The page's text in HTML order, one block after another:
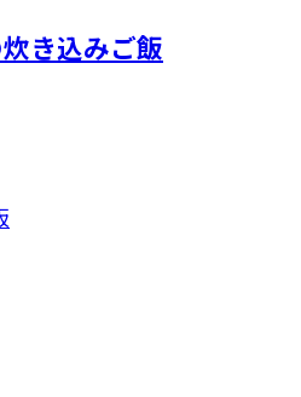
き込みご飯